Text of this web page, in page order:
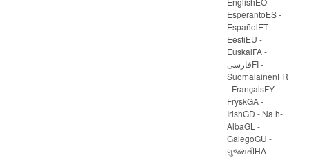
EsperantoES -
EspañolET -
EestiEU -
EuskalFA -
فارسیFI -
SuomalainenFR
- FrançaisFY -
FryskGA -
IrishGD - Na h-
AlbaGL -
GalegoGU -
ગુજરાતીHA -